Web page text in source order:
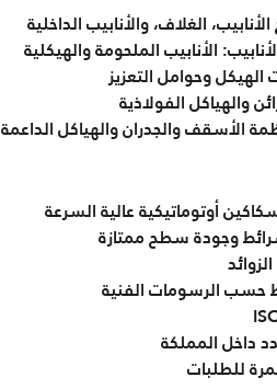
الغلاف، والأنابيب الداخلية
الأنابيب الملحومة والهيكلية
وحوامل التعزيز
والهياكل الفولاذية
الأسقف والجدران والهياكل الداعمة
أوتوماتيكية عالية السرعة
وجودة سطح ممتازة
حسب الرسومات الفنية
داخل المملكة
للطلبات